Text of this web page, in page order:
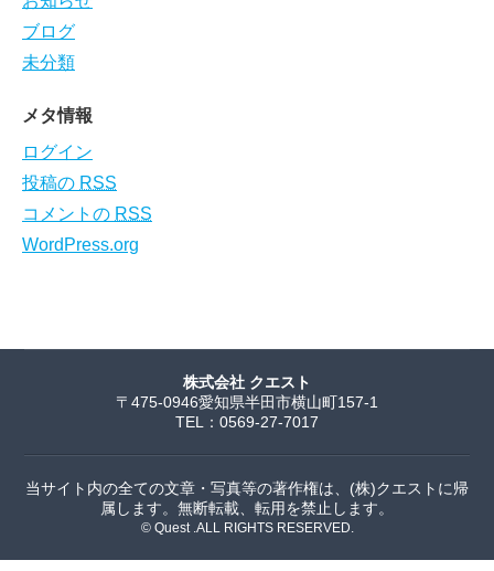
ブログ
未分類
メタ情報
ログイン
投稿の RSS
コメントの RSS
WordPress.org
株式会社 クエスト
〒475-0946愛知県半田市横山町157-1
TEL：0569-27-7017
当サイト内の全ての文章・写真等の著作権は、(株)クエストに帰
属します。無断転載、転用を禁止します。
© Quest .ALL RIGHTS RESERVED.